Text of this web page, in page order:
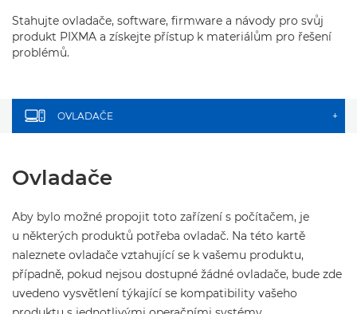
Stahujte ovladače, software, firmware a návody pro svůj
produkt PIXMA a získejte přístup k materiálům pro řešení
problémů.
OVLADAČE +
Ovladače
Aby bylo možné propojit toto zařízení s počítačem, je
u některých produktů potřeba ovladač. Na této kartě
naleznete ovladače vztahující se k vašemu produktu,
případně, pokud nejsou dostupné žádné ovladače, bude zde
uvedeno vysvětlení týkající se kompatibility vašeho